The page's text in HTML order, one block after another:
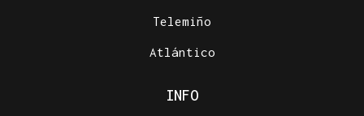
Telemiño
Atlántico
INFO